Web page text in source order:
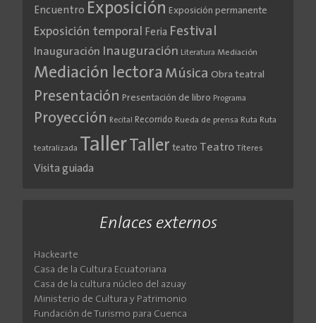
Encuentro Exposición Exposición permanente
Exposición temporal Feria Festival
Inauguración Inauguración Literatura Mediación
Mediación lectora Música Obra teatral
Presentación Presentación de libro Programa
Proyección Recital Recorrido Rueda de prensa Ruta Ruta
teatralizada Taller Taller teatro Teatro Títeres
Visita guiada
Enlaces externos
Hackearte
Casa de la Cultura Ecuatoriana
Casa de la cultura núcleo del azuay
Ministerio de Cultura y Patrimonio
Fundación de Turismo para Cuenca